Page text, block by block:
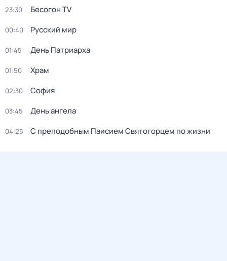
23:30 Бесогон TV
00:40 Русский мир
01:45 День Патриарха
01:50 Храм
02:30 София
03:45 День ангела
04:25 С преподобным Паисием Святогорцем по жизни